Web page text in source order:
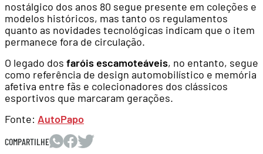
nostálgico dos anos 80 segue presente em coleções e
modelos históricos, mas tanto os regulamentos
quanto as novidades tecnológicas indicam que o item
permanece fora de circulação.
O legado dos faróis escamoteáveis, no entanto, segue
como referência de design automobilístico e memória
afetiva entre fãs e colecionadores dos clássicos
esportivos que marcaram gerações.
Fonte: AutoPapo
COMPARTILHE